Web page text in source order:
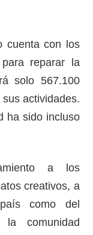
cuenta con los
reparar la
solo 567.100
actividades.
ha sido incluso
a los
creativos, a
como del
comunidad